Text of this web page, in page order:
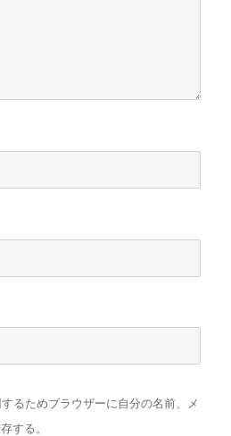
るためブラウザーに自分の名前、メ
する。